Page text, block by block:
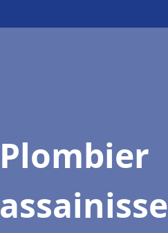
Plombier